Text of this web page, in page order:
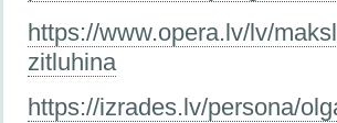
https://www.opera.lv/lv/
zitluhina
https://izrades.lv/persona/